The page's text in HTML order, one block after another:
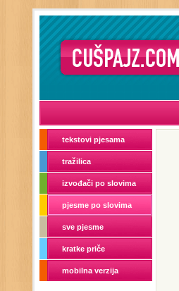
tekstovi pjesama
tražilica
izvođači po slovima
pjesme po slovima
sve pjesme
kratke priče
mobilna verzija